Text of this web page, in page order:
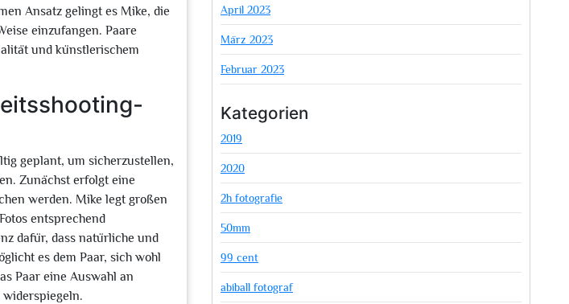
Ansatz gelingt es Mike, die
einzufangen. Paare
und künstlerischem
geplant, um sicherzustellen,
Zunächst erfolgt eine
werden. Mike legt großen
entsprechend
dafür, dass natürliche und
es dem Paar, sich wohl
Paar eine Auswahl an
widerspiegeln.
April 2023
März 2023
Februar 2023
Kategorien
2019
2020
2h fotografie
50mm
99 cent
abiball fotograf